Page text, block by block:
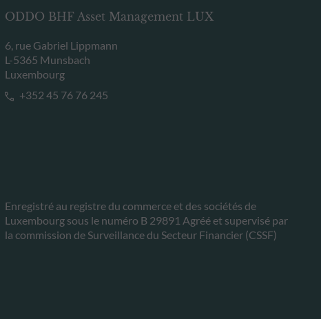
ODDO BHF Asset Management LUX
6, rue Gabriel Lippmann
L-5365 Munsbach
Luxembourg
+352 45 76 76 245
Enregistré au registre du commerce et des sociétés de
Luxembourg sous le numéro B 29891 Agréé et supervisé par
la commission de Surveillance du Secteur Financier (CSSF)